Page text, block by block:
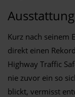
Kurz nach seinem
direkt einen
Highway Traffic
nie zuvor ein so
blickt, vermisst